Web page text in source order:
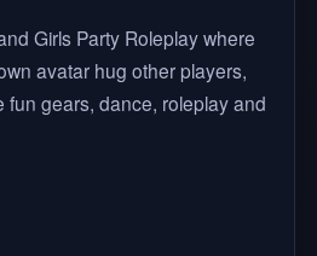
Girls Party Roleplay where
avatar hug other players,
fun gears, dance, roleplay and